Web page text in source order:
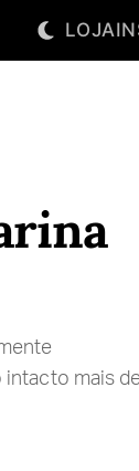
LOJA
intacto mais de